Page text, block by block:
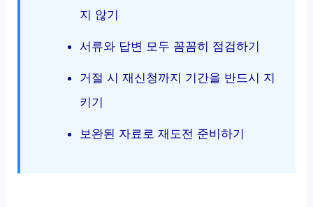
지 않기
서류와 답변 모두 꼼꼼히 점검하기
거절 시 재신청까지 기간을 반드시 지
키기
보완된 자료로 재도전 준비하기